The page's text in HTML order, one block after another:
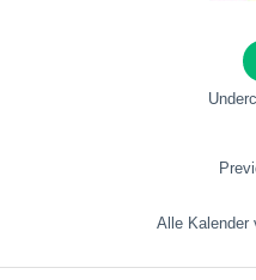
Alle Kalender